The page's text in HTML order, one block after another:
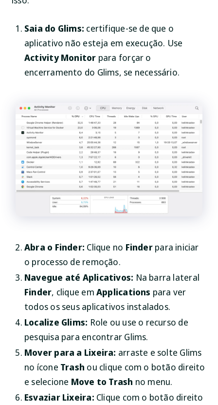
Saia do Glims: certifique-se de que o
aplicativo não esteja em execução. Use
Activity Monitor para forçar o
encerramento do Glims, se necessário.
Abra o Finder: Clique no Finderpara iniciar
o processo de remoção.
Navegue até Aplicativos: Na barra lateral
Finder, clique em Applications para ver
todos os seus aplicativos instalados.
Localize Glims: Role ou use o recurso de
pesquisa para encontrar Glims.
Mover para a Lixeira: arraste e solte Glims
no ícone Trash ou clique com o botão direito
e selecione Move to Trash no menu.
Esvaziar Lixeira: Clique com o botão direito